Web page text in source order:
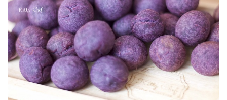
รูปภาพ
ดู
หนัง
Music
Station